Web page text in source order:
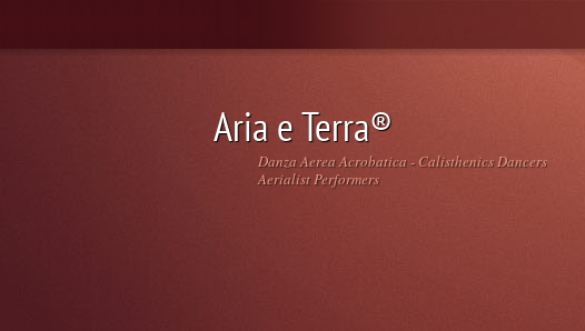
Aria e Terra®️
Danza Aerea Acrobatica - Calisthenics Dancers
Aerialist Performers